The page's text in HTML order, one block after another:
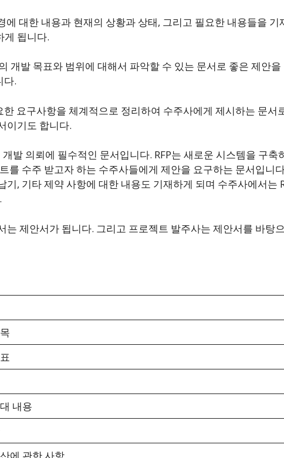
에 대한 내용과 현재의 상황과 상태, 그리고 필요한 내용들을 기
게 됩니다.
개발 목표와 범위에 대해서 파악할 수 있는 문서로 좋은 제안
다.
요구사항을 체계적으로 정리하여 수주사에게 제시하는 문서
이기도 합니다.
발 의뢰에 필수적인 문서입니다. RFP는 새로운 시스템을 구축
를 수주 받고자 하는 수주사들에게 제안을 요구하는 문서입니
, 기타 제약 사항에 대한 내용도 기재하게 되며 수주사에서는
는 제안서가 됩니다. 그리고 프로젝트 발주사는 제안서를 바탕
내용
에 관한 사항